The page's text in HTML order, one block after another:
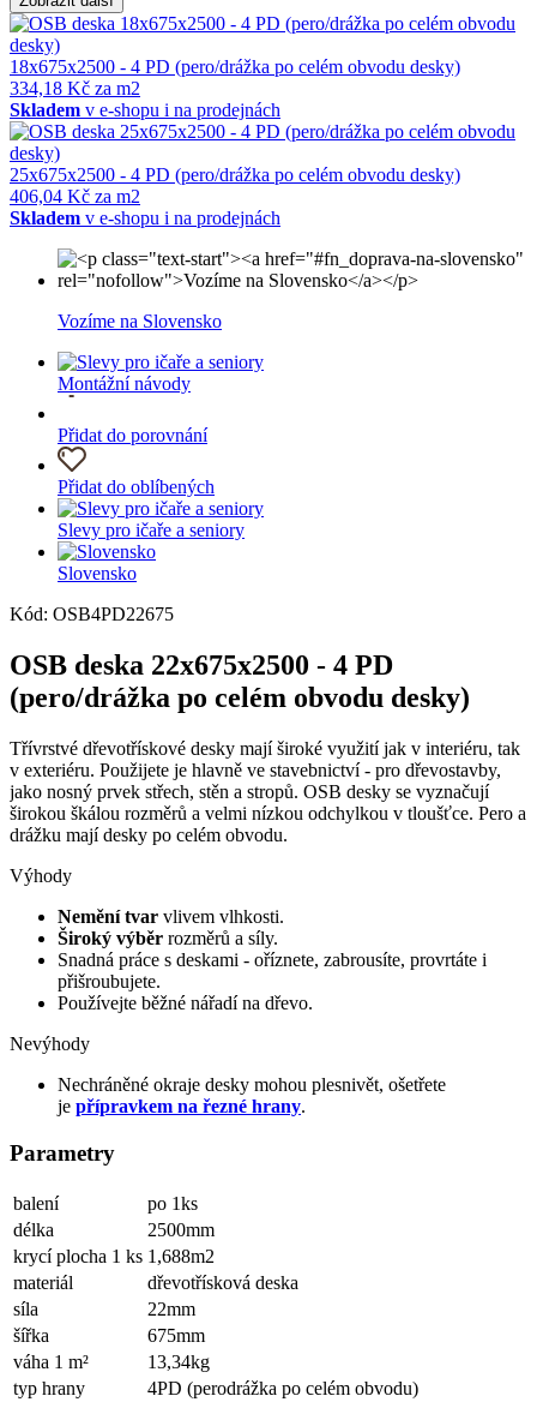
18x675x2500 - 4 PD (pero/drážka po celém obvodu desky)
334,18 Kč za m2
Skladem v e-shopu i na prodejnách
25x675x2500 - 4 PD (pero/drážka po celém obvodu desky)
406,04 Kč za m2
Skladem v e-shopu i na prodejnách
Vozíme na Slovensko
Montážní návody
Přidat do porovnání
Přidat do oblíbených
Slevy pro ičaře a seniory
Slovensko
Kód: OSB4PD22675
OSB deska 22x675x2500 - 4 PD
(pero/drážka po celém obvodu desky)
Třívrstvé dřevotřískové desky mají široké využití jak v interiéru, tak
v exteriéru. Použijete je hlavně ve stavebnictví - pro dřevostavby,
jako nosný prvek střech, stěn a stropů. OSB desky se vyznačují
širokou škálou rozměrů a velmi nízkou odchylkou v tloušťce. Pero a
drážku mají desky po celém obvodu.
Výhody
Nemění tvar vlivem vlhkosti.
Široký výběr rozměrů a síly.
Snadná práce s deskami - oříznete, zabrousíte, provrtáte i
přišroubujete.
Používejte běžné nářadí na dřevo.
Nevýhody
Nechráněné okraje desky mohou plesnivět, ošetřete
je přípravkem na řezné hrany.
Parametry
balení
po 1ks
délka
2500mm
krycí plocha 1 ks 1,688m2
materiál
dřevotřísková deska
síla
22mm
šířka
675mm
váha 1 m²
13,34kg
typ hrany
4PD (perodrážka po celém obvodu)